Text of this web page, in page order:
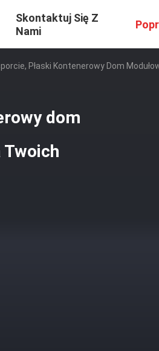
Skontaktuj Się Z
Nami
Płaski Kontenerowy Dom
dom
Twoich